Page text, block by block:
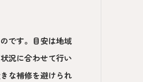
です。目安は地域
況に合わせて行い
な補修を避けられ